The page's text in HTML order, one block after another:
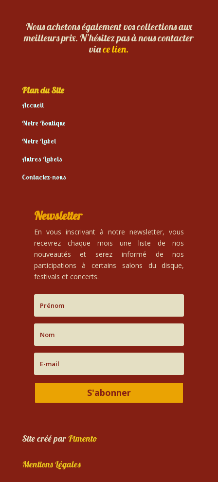
Nous achetons également vos collections aux
meilleurs prix. N’hésitez pas à nous contacter
viace lien.
Plan du Site
Accueil
Notre Boutique
Notre Label
Autres Labels
Contactez-nous
Newsletter
En vous inscrivant à notre newsletter, vous
recevrez chaque mois une liste de nos
nouveautés et serez informé de nos
participations à certains salons du disque,
festivals et concerts.
S'abonner
Site créé parPimento
Mentions Légales